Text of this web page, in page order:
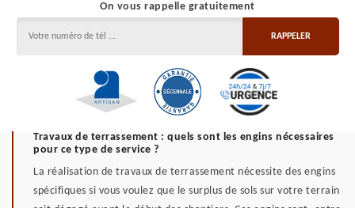
On vous rappelle gratuitement
Travaux de terrassement : quels sont les engins nécessaires
pour ce type de service ?
La réalisation de travaux de terrassement nécessite des engins
spécifiques si vous voulez que le surplus de sols sur votre terrain